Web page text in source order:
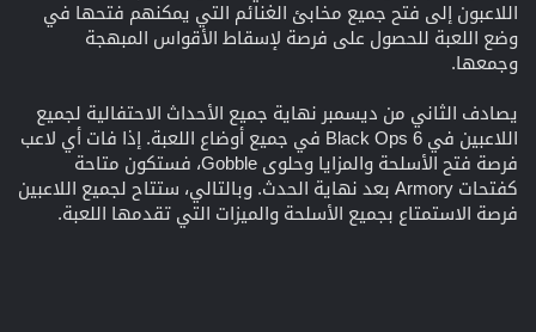
اللاعبون إلى فتح جميع مخابئ الغنائم التي يمكنهم فتحها في
وضع اللعبة للحصول على فرصة لإسقاط الأقواس المبهجة
وجمعها.
يصادف الثاني من ديسمبر نهاية جميع الأحداث الاحتفالية لجميع
اللاعبين في Black Ops 6 في جميع أوضاع اللعبة. إذا فات أي لاعب
فرصة فتح الأسلحة والمزايا وحلوى Gobble، فستكون متاحة
كفتحات Armory بعد نهاية الحدث. وبالتالي، ستتاح لجميع اللاعبين
فرصة الاستمتاع بجميع الأسلحة والميزات التي تقدمها اللعبة.